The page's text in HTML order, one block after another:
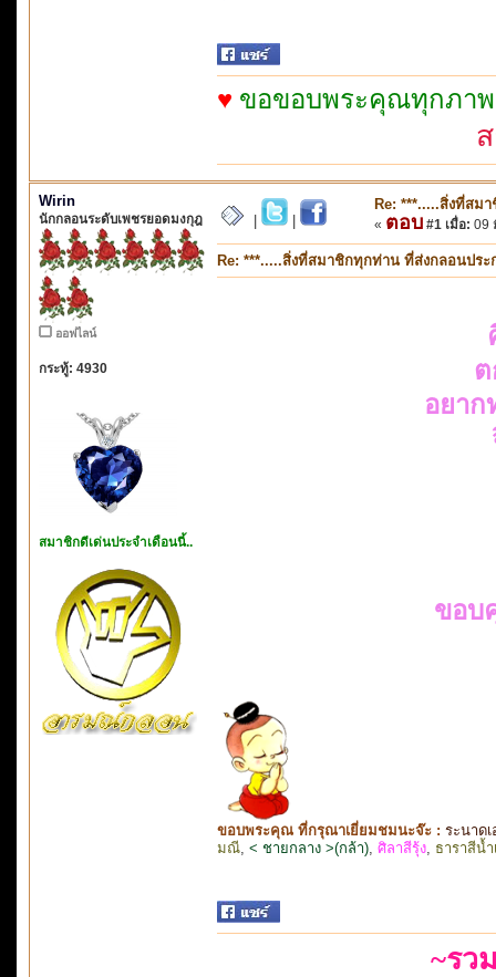
♥ ขอขอบพระคุณทุกภาพ
Wirin
นักกลอนระดับเพชรยอดมงกุฎ
ออฟไลน์
กระทู้: 4930
สมาชิกดีเด่นประจำเดือนนี้..
Re: ***.....สิ่งที่สม
« ตอบ #1 เมื่อ: 09
Re: ***.....สิ่งที่สมาชิกทุกท่าน ที่ส่งกลอนปร
ต
อยา
ขอบ
ขอบพระคุณ ที่กรุณาเยี่ยมชมนะจ๊ะ : ระนาดเ
มณี < ชายกลาง >(กล้า) ศิลาสีรุ้ง ธาราสีน้ำ
~รว